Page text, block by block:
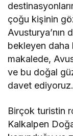
çoğu kişinin
Avusturya’nın
bekleyen daha
makalede,
ve bu doğal
davet ediyoruz.
Birçok turistin
Kalkalpen